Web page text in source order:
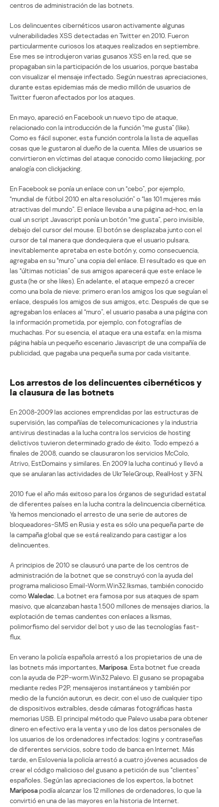
centros de administración de las botnets.
Los delincuentes cibernéticos usaron activamente algunas
vulnerabilidades XSS detectadas en Twitter en 2010. Fueron
particularmente curiosos los ataques realizados en septiembre.
Ese mes se introdujeron varias gusanos XSS en la red, que se
propagaban sin la participación de los usuarios, porque bastaba
con visualizar el mensaje infectado. Según nuestras apreciaciones,
durante estas epidemias más de medio millón de usuarios de
Twitter fueron afectados por los ataques.
En mayo, apareció en Facebook un nuevo tipo de ataque,
relacionado con la introducción de la función “me gusta” (like).
Como es fácil suponer, esta función controla la lista de aquellas
cosas que le gustaron al dueño de la cuenta. Miles de usuarios se
convirtieron en víctimas del ataque conocido como likejacking, por
analogía con clickjacking.
En Facebook se ponía un enlace con un “cebo”, por ejemplo,
“mundial de fútbol 2010 en alta resolución” o “las 101 mujeres más
atractivas del mundo”. El enlace llevaba a una página ad-hoc, en la
cual un script Javascript ponía un botón “me gusta”, pero invisible,
debajo del cursor del mouse. El botón se desplazaba junto con el
cursor de tal manera que dondequiera que el usuario pulsara,
inevitablemente apretaba en este botón y, como consecuencia,
agregaba en su “muro” una copia del enlace. El resultado es que en
las “últimas noticias” de sus amigos aparecerá que este enlace le
gusta (he or she likes). En adelante, el ataque empezó a crecer
como una bola de nieve: primero eran los amigos los que seguían el
enlace, después los amigos de sus amigos, etc. Después de que se
agregaban los enlaces al “muro”, el usuario pasaba a una página con
la información prometida, por ejemplo, con fotografías de
muchachas. Por su esencia, el ataque era una estafa: en la misma
página había un pequeño escenario Javascript de una compañía de
publicidad, que pagaba una pequeña suma por cada visitante.
Los arrestos de los delincuentes cibernéticos y
la clausura de las botnets
En 2008-2009 las acciones emprendidas por las estructuras de
supervisión, las compañías de telecomunicaciones y la industria
antivirus destinadas a la lucha contra los servicios de hosting
delictivos tuvieron determinado grado de éxito. Todo empezó a
finales de 2008, cuando se clausuraron los servicios McColo,
Atrivo, EstDomains y similares. En 2009 la lucha continuó y llevó a
que se anularan las actividades de UkrTeleGroup, RealHost y 3FN.
2010 fue el año más exitoso para los órganos de seguridad estatal
de diferentes países en la lucha contra la delincuencia cibernética.
Ya hemos mencionado el arresto de una serie de autores de
bloqueadores-SMS en Rusia y esta es sólo una pequeña parte de
la campaña global que se está realizando para castigar a los
delincuentes.
A principios de 2010 se clausuró una parte de los centros de
administración de la botnet que se construyó con la ayuda del
programa malicioso Email-Worm.Win32.Iksmas, también conocido
comoWaledac . La botnet era famosa por sus ataques de spam
masivo, que alcanzaban hasta 1.500 millones de mensajes diarios, la
explotación de temas candentes con enlaces a Iksmas,
polimorfismo del servidor del bot y uso de las tecnologías fast-
flux.
En verano la policía española arrestó a los propietarios de una de
las botnets más importantes, Mariposa . Esta botnet fue creada
con la ayuda de P2P-worm.Win32.Palevo. El gusano se propagaba
mediante redes P2P, mensajeros instantáneos y también por
medio de la función autorun, es decir, con el uso de cualquier tipo
de dispositivos extraíbles, desde cámaras fotográficas hasta
memorias USB. El principal método que Palevo usaba para obtener
dinero en efectivo era la venta y uso de los datos personales de
los usuarios de los ordenadores infectados: logins y contraseñas
de diferentes servicios, sobre todo de banca en Internet. Más
tarde, en Eslovenia la policía arrestó a cuatro jóvenes acusados de
crear el código malicioso del gusano a petición de sus “clientes”
españoles. Según las apreciaciones de los expertos, la botnet
Mariposapodía alcanzar los 12 millones de ordenadores, lo que la
convirtió en una de las mayores en la historia de Internet.